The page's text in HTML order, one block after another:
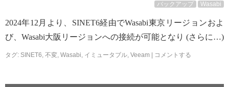
バックアップ
Wasabi
2024年12月より、SINET6経由でWasabi東京リージョンおよ
び、Wasabi大阪リージョンへの接続が可能となり (さらに…)
タグ: SINET6, 不変, Wasabi, イミュータブル, Veeam コメントする